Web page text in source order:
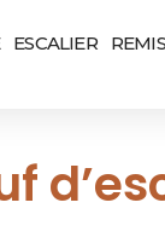
ESCALIER